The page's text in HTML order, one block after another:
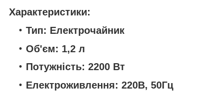
Характеристики:
Тип: Електрочайник
Об'єм: 1,2 л
Потужність: 2200 Вт
Електроживлення: 220В, 50Гц